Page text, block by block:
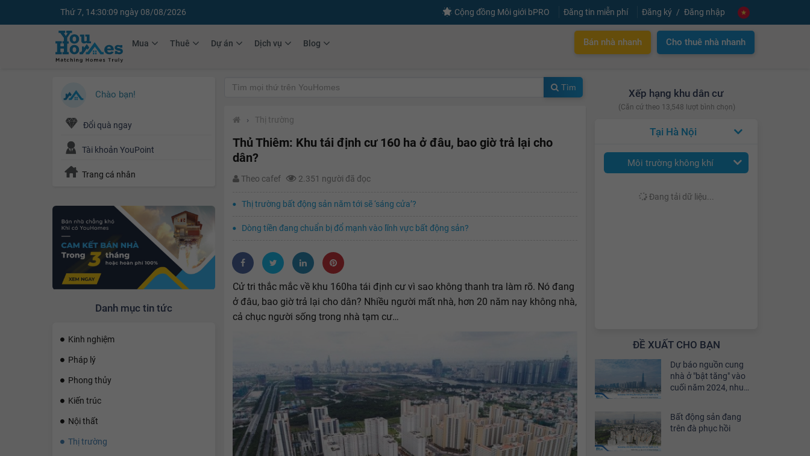
Thứ 7, 14:30:10 ngày 08/08/2026 Cộng đồng Môi giới bPRO Đăng tin miễn phí Đăng ký Đăng nhập
Mua Thuê Dự án Dịch vụ Blog Bán nhà nhanh Cho thuê nhà nhanh
Chào bạn!
Đổi quà ngay
Tài khoản YouPoint
Trang cá nhân
Danh mục tin tức
Kinh nghiệm
Pháp lý
Phong thủy
Kiến trúc
Nội thất
Thị trường
Xếp hạng khu dân cư
(Căn cứ theo 13,548 lượt bình chọn)
Hà Nội
Môi trường không khí
Đang tải dữ liệu...
ĐỀ XUẤT CHO BẠN
Dự báo nguồn cung
nhà ở "bật tăng" vào
cuối năm 2024, nhu
khoảng 30%
Bất động sản đang
trên đà phục hồi
Tìm
› Thị trường
Thủ Thiêm: Khu tái định cư 160 ha ở đâu, bao giờ trả lại cho
dân?
Theo cafef 2.351 người đã đọc
Thị trường bất động sản năm tới sẽ ‘sáng cửa’?
Dòng tiền đang chuẩn bị đổ mạnh vào lĩnh vực bất động sản?
Cử tri thắc mắc về khu 160ha tái định cư vì sao không thanh tra làm rõ. Nó đang
ở đâu, bao giờ trả lại cho dân? Nhiều người mất nhà, hơn 20 năm nay không nhà,
cả chục người sống trong nhà tạm cư…